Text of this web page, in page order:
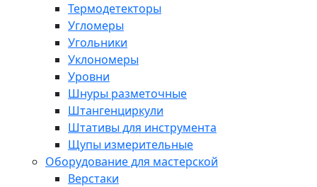
Термодетекторы
Угломеры
Угольники
Уклономеры
Уровни
Шнуры разметочные
Штангенциркули
Штативы для инструмента
Щупы измерительные
Оборудование для мастерской
Верстаки